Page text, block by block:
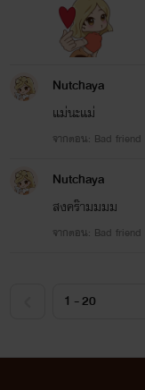
Nutchaya
แม่นะแม่
Nutchaya
สงคร๊ามมมม